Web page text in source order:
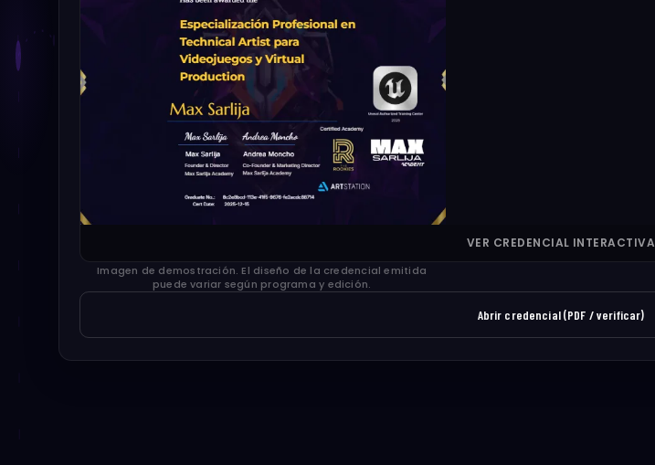
VER CREDENCIAL INTERACTIVA
Imagen de demostración. El diseño de la credencial emitida
puede variar según programa y edición.
Abrir credencial (PDF / verificar)
Lo usamos para tu certificado y en la plataforma.
NOMBRE *